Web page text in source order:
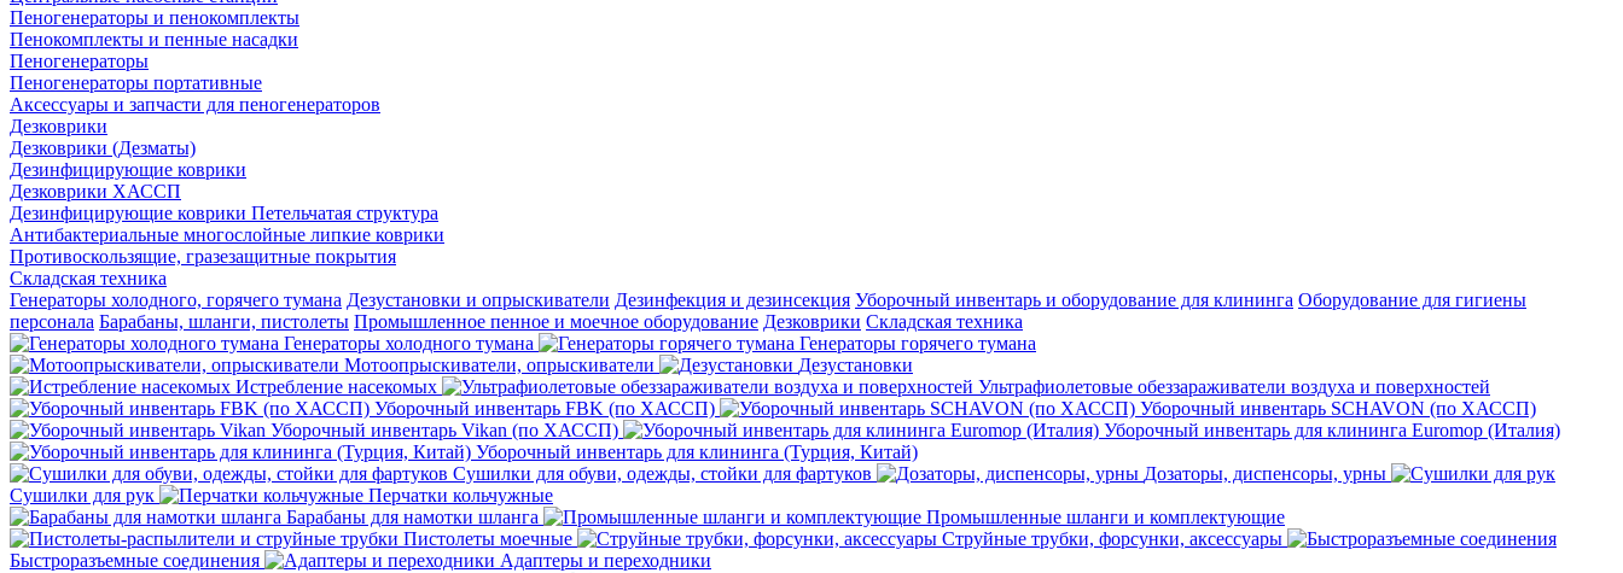
Пеногенераторы и пенокомплекты
Пенокомплекты и пенные насадки
Пеногенераторы
Пеногенераторы портативные
Аксессуары и запчасти для пеногенераторов
Дезковрики
Дезковрики (Дезматы)
Дезинфицирующие коврики
Дезковрики ХАССП
Дезинфицирующие коврики Петельчатая структура
Антибактериальные многослойные липкие коврики
Противоскользящие, гразезащитные покрытия
Складская техника
Генераторы холодного, горячего тумана Дезустановки и опрыскиватели Дезинфекция и дезинсекция Уборочный инвентарь и оборудование для клининга Оборудование для гигиены
персонала Барабаны, шланги, пистолеты Промышленное пенное и моечное оборудование Дезковрики Складская техника
Генераторы холодного тумана
Генераторы горячего тумана
Мотоопрыскиватели, опрыскиватели
Дезустановки
Истребление насекомых
Ультрафиолетовые обеззараживатели воздуха и поверхностей
Уборочный инвентарь FBK (по ХАССП)
Уборочный инвентарь SCHAVON (по ХАССП)
Уборочный инвентарь Vikan (по ХАССП)
Уборочный инвентарь для клининга Euromop (Италия)
Уборочный инвентарь для клининга (Турция, Китай)
Сушилки для обуви, одежды, стойки для фартуков
Дозаторы, диспенсоры, урны
Сушилки для рук
Перчатки кольчужные
Барабаны для намотки шланга
Промышленные шланги и комплектующие
Пистолеты моечные
Струйные трубки, форсунки, аксессуары
Быстроразъемные соединения
Адаптеры и переходники